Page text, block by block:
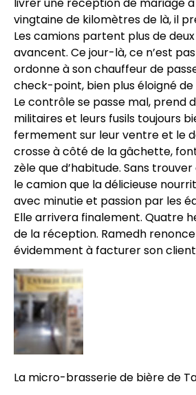
vingtaine de kilomètres de là, il
Les camions partent plus de
avancent. Ce jour-là, ce n’est
ordonne à son chauffeur de
check-point, bien plus éloigné
Le contrôle se passe mal, prend
militaires et leurs fusils toujours
fermement sur leur ventre et le
crosse à côté de la gâchette,
zèle que d’habitude. Sans
le camion que la délicieuse
avec minutie et passion par les
Elle arrivera finalement. Quatre
de la réception. Ramedh
évidemment à facturer son
La micro-brasserie de bière de